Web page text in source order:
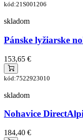
kód:21S001206
skladom
Pánske lyžiarske
153,65 €
kód:7522923010
skladom
Nohavice
184,40 €